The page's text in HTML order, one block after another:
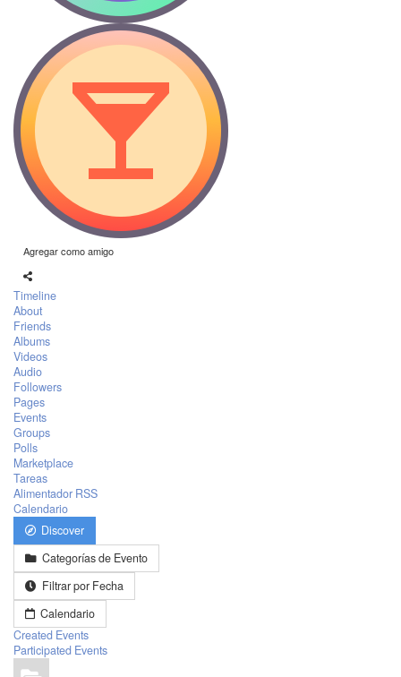
Agregar como amigo
Timeline
About
Friends
Albums
Videos
Audio
Followers
Pages
Events
Groups
Polls
Marketplace
Tareas
Alimentador RSS
Calendario
Discover
Categorías de Evento
Filtrar por Fecha
Calendario
Created Events
Participated Events